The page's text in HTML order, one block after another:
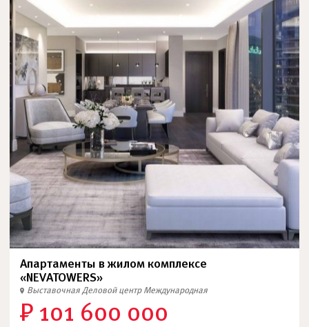
Апартаменты в жилом комплексе
«NEVATOWERS»
Выставочная Деловой центр Международная
₽ 101 600 000